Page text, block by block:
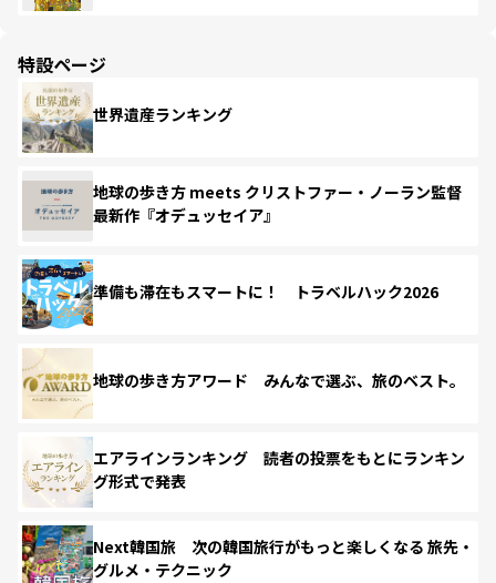
特設ページ
世界遺産ランキング
地球の歩き方 meets クリストファー・ノーラン監督
最新作『オデュッセイア』
準備も滞在もスマートに！ トラベルハック2026
地球の歩き方アワード みんなで選ぶ、旅のベスト。
エアラインランキング 読者の投票をもとにランキン
グ形式で発表
Next韓国旅 次の韓国旅行がもっと楽しくなる 旅先・
グルメ・テクニック